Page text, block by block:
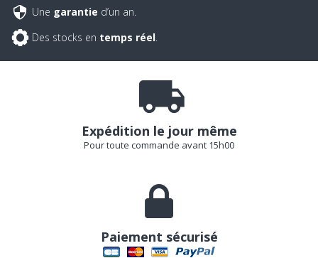
Une garantie d’un an.
Des stocks en temps réel.
Expédition le jour même
Pour toute commande avant 15h00
Paiement sécurisé